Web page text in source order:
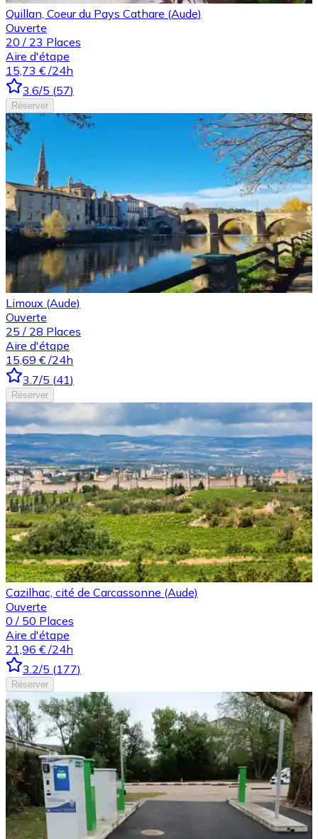
Quillan, Coeur du Pays Cathare (Aude)
Ouverte
20 / 23 Places
Aire d'étape
15,73 € /24h
3.6/5 (57)
Réserver
Limoux (Aude)
Ouverte
25 / 28 Places
Aire d'étape
15,69 € /24h
3.7/5 (41)
Réserver
Cazilhac, cité de Carcassonne (Aude)
Ouverte
0 / 50 Places
Aire d'étape
21,96 € /24h
3.2/5 (177)
Réserver